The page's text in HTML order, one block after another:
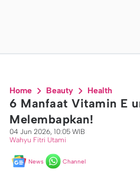
Home Beauty Health
6 Manfaat Vitamin E
Melembapkan!
04 Jun 2026, 10:05 WIB
Wahyu Fitri Utami
News Channel